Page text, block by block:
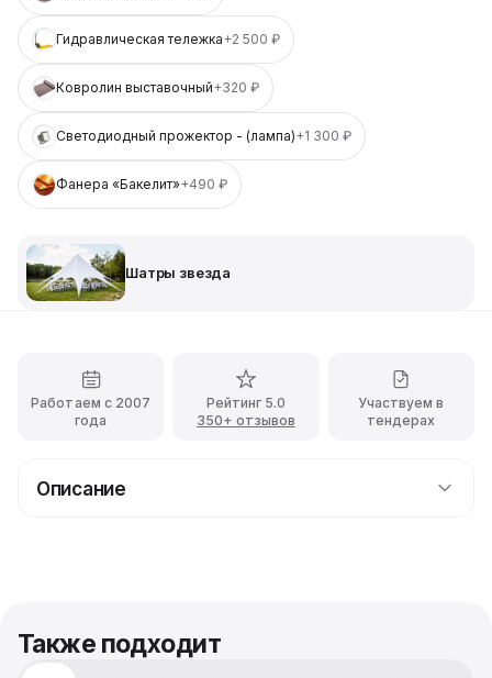
Гидравлическая тележка+2 500 ₽
Ковролин выставочный+320 ₽
Светодиодный прожектор - (лампа)+1 300 ₽
Фанера «Бакелит»+490 ₽
Шатры звезда
Работаем с 2007
года
Рейтинг 5.0
350+ отзывов
Участвуем в
тендерах
Описание
мероприятиях. Тент Звезда станет идеальным
Также подходит